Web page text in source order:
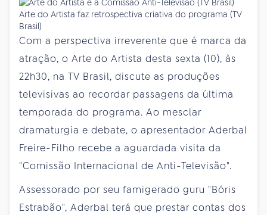
Arte do Artista faz retrospectiva criativa do programa (TV
Brasil)
Com a perspectiva irreverente que é marca da
atração, o Arte do Artista desta sexta (10), às
22h30, na TV Brasil, discute as produções
televisivas ao recordar passagens da última
temporada do programa. Ao mesclar
dramaturgia e debate, o apresentador Aderbal
Freire-Filho recebe a aguardada visita da
"Comissão Internacional de Anti-Televisão".
Assessorado por seu famigerado guru "Bóris
Estrabão", Aderbal terá que prestar contas dos